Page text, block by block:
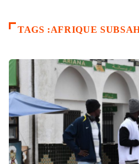
TAGS :AFRIQUE